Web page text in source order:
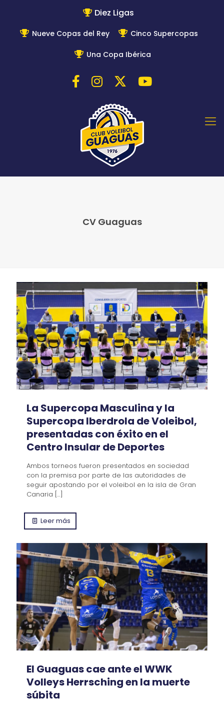
Diez Ligas
Nueve Copas del Rey Cinco Supercopas
Una Copa Ibérica
CV Guaguas
La Supercopa Masculina y la
Supercopa Iberdrola de Voleibol,
presentadas con éxito en el
Centro Insular de Deportes
Ambos torneos fueron presentados en sociedad
con la premisa por parte de las autoridades de
seguir apostando por el voleibol en la isla de Gran
Canaria […]
Leer más
El Guaguas cae ante el WWK
Volleys Herrsching en la muerte
súbita